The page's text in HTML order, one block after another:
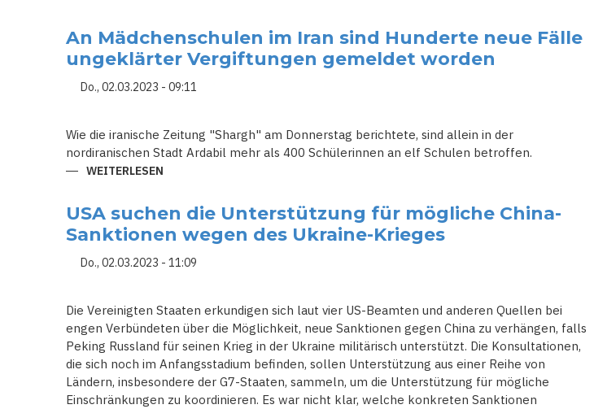
TROTZ
ERDBEBEN
AM
MAI
An Mädchenschulen im Iran sind Hunderte neue Fälle
ungeklärter Vergiftungen gemeldet worden
Do., 02.03.2023 - 09:11
Wie die iranische Zeitung "Shargh" am Donnerstag berichtete, sind allein in der
nordiranischen Stadt Ardabil mehr als 400 Schülerinnen an elf Schulen betroffen.
WEITERLESEN
IRAN
SIND
HUNDERTE
FÄLLE
WORDEN
USA suchen die Unterstützung für mögliche China-
Sanktionen wegen des Ukraine-Krieges
Do., 02.03.2023 - 11:09
Die Vereinigten Staaten erkundigen sich laut vier US-Beamten und anderen Quellen bei
engen Verbündeten über die Möglichkeit, neue Sanktionen gegen China zu verhängen, falls
Peking Russland für seinen Krieg in der Ukraine militärisch unterstützt. Die Konsultationen,
die sich noch im Anfangsstadium befinden, sollen Unterstützung aus einer Reihe von
Ländern, insbesondere der G7-Staaten, sammeln, um die Unterstützung für mögliche
Einschränkungen zu koordinieren. Es war nicht klar, welche konkreten Sanktionen